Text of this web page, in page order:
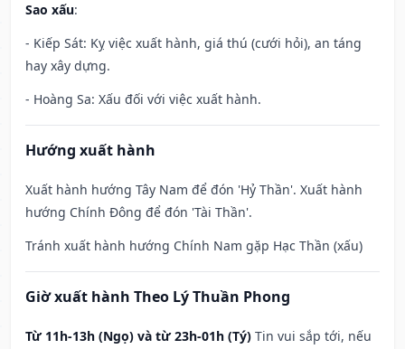
Sao xấu:
- Kiếp Sát: Kỵ việc xuất hành, giá thú (cưới hỏi), an táng
hay xây dựng.
- Hoàng Sa: Xấu đối với việc xuất hành.
Hướng xuất hành
Xuất hành hướng Tây Nam để đón 'Hỷ Thần'. Xuất hành
hướng Chính Đông để đón 'Tài Thần'.
Tránh xuất hành hướng Chính Nam gặp Hạc Thần (xấu)
Giờ xuất hành Theo Lý Thuần Phong
Từ 11h-13h (Ngọ) và từ 23h-01h (Tý) Tin vui sắp tới, nếu